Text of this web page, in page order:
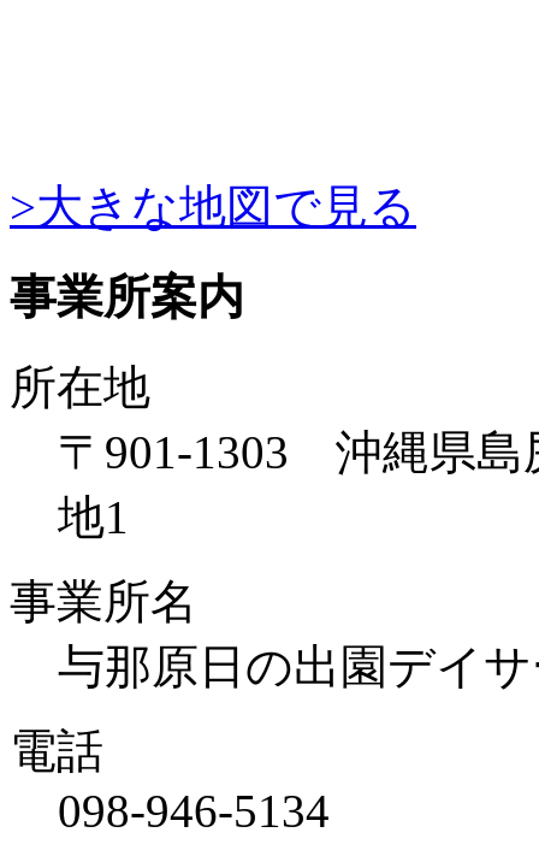
>大きな地図で見る
事業所案内
所在地
〒901-1303 沖縄県島
地1
事業所名
与那原日の出園デイ
電話
098-946-5134